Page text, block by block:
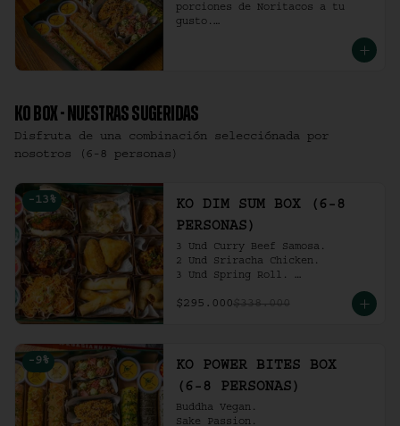
porciones de Noritacos a tu
gusto.
KO BOX - NUESTRAS SUGERIDAS
Disfruta de una combinación selecciónada por
nosotros (6-8 personas)
-13 %
KO DIM SUM BOX (6-8
PERSONAS)
3 Und Curry Beef Samosa.
2 Und Sriracha Chicken.
3 Und Spring Roll.
3 Und Cha Siu Roll.
Gochujang Ribs.
$295.000$338.000
- 9%
KO POWER BITES BOX
(6-8 PERSONAS)
Buddha Vegan.
Sake Passion.